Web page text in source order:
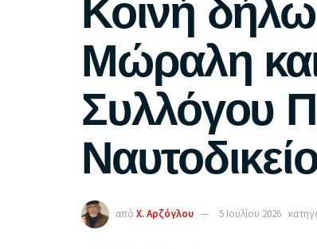
Κοινή
Μώραλη
Συλλόγου
από Χ. Αρζόγλου 5 Ιουλίου 2026